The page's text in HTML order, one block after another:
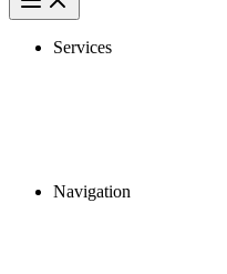
Services
Navigation